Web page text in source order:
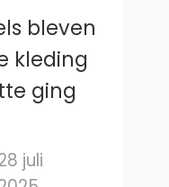
van
super
bleven
kleding
ging
juli